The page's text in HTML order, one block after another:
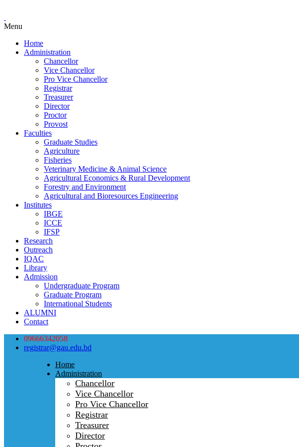
Menu
Home
Administration
Chancellor
Vice Chancellor
Pro Vice Chancellor
Registrar
Treasurer
Director
Proctor
Provost
Faculties
Graduate Studies
Agriculture
Fisheries
Veterinary Medicine & Animal Science
Agricultural Economics & Rural Development
Forestry and Environment
Agricultural and Bioresources Engineering
Institutes
IBGE
ICCE
IFSP
Research
Outreach
IQAC
Library
Admission
Undergraduate Program
Graduate Program
International Students
ALUMNI
Contact
09666342058
registrar@gau.edu.bd
Home
Administration
Chancellor
Vice Chancellor
Pro Vice Chancellor
Registrar
Treasurer
Director